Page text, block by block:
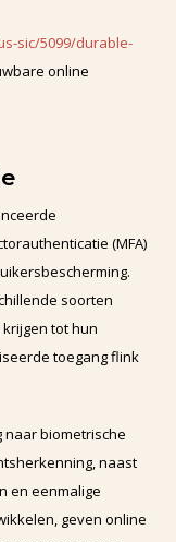
sic/5099/durable-
online
(MFA)
soorten
tot hun
toegang flink
naar biometrische
naast
en eenmalige
geven online